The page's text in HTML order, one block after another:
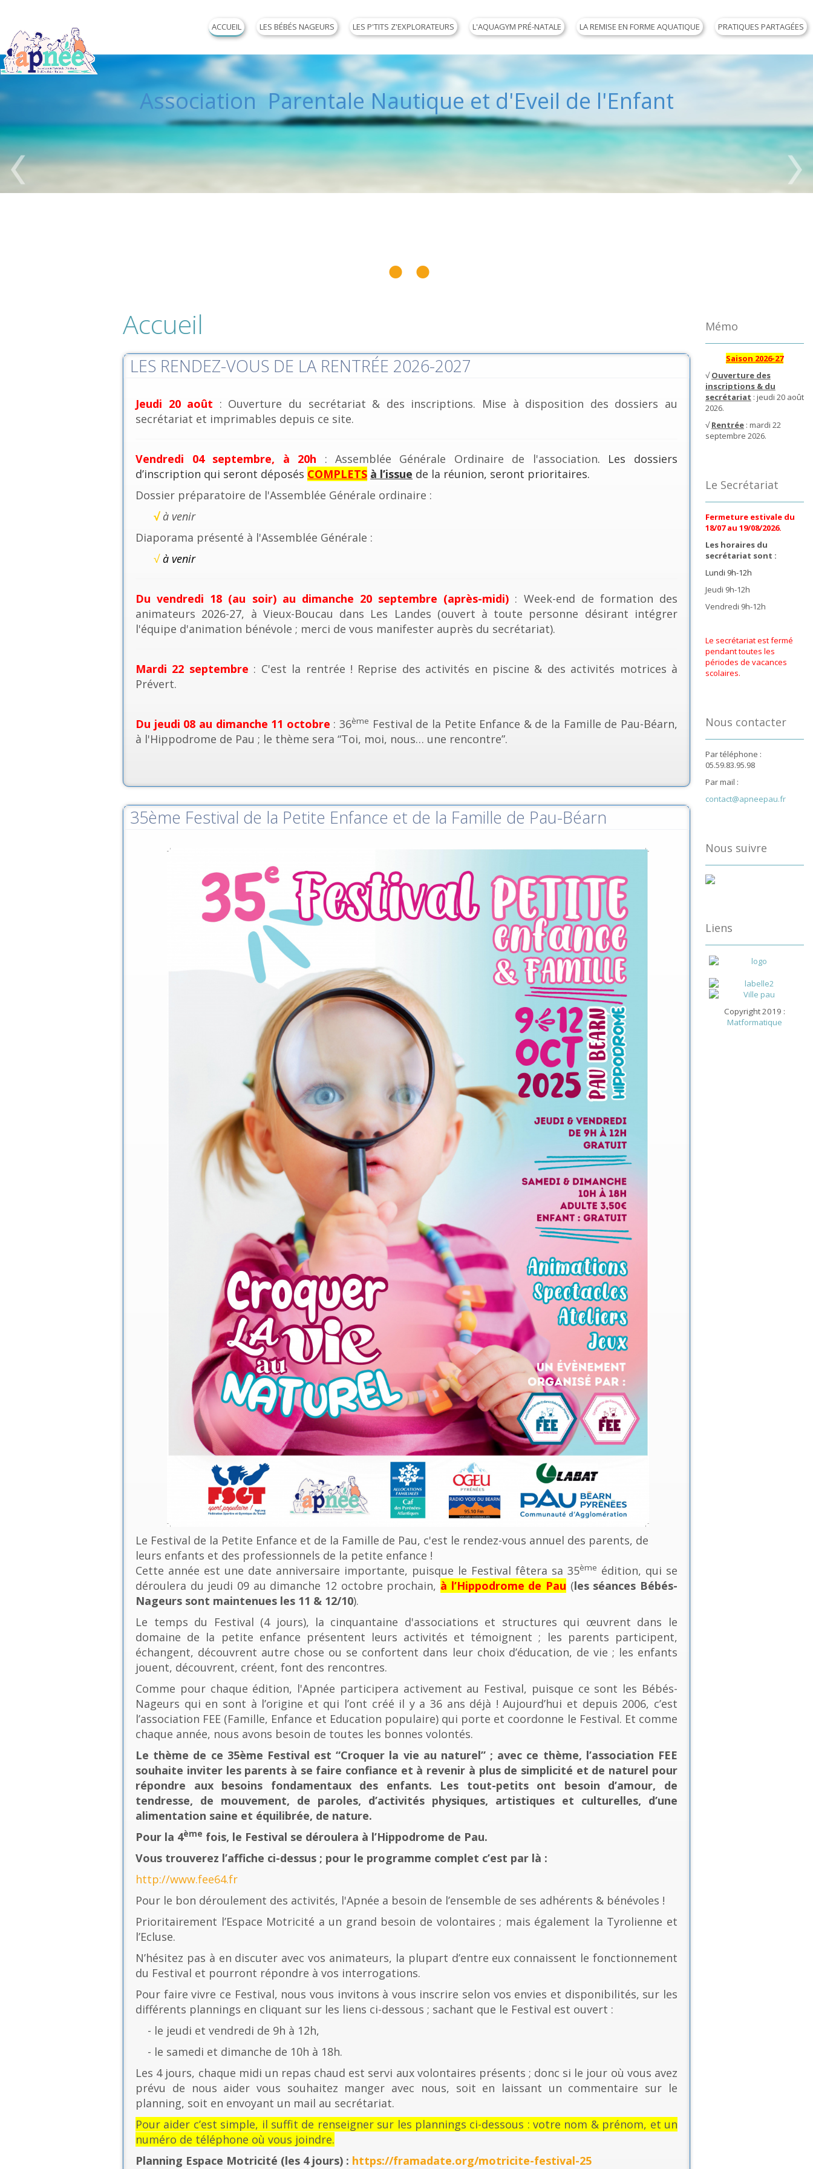
ACCUEIL LES BÉBÉS NAGEURS LES P'TITS Z'EXPLORATEURS L'AQUAGYM PRÉ-NATALE LA REMISE EN FORME AQUATIQUE PRATIQUES PARTAGÉES
Association Parentale Nautique et d'Eveil de l'Enfant
Accueil
LES RENDEZ-VOUS DE LA RENTRÉE 2026-2027
Jeudi 20 août : Ouverture du secrétariat & des inscriptions. Mise à disposition des dossiers au
secrétariat et imprimables depuis ce site.
Vendredi 04 septembre, à 20h : Assemblée Générale Ordinaire de l'association. Les dossiers
d’inscription qui seront déposés COMPLETS à l’issue de la réunion, seront prioritaires.
Dossier préparatoire de l'Assemblée Générale ordinaire :
√ à venir
Diaporama présenté à l'Assemblée Générale :
√à venir
Du vendredi 18 (au soir) au dimanche 20 septembre (après-midi) : Week-end de formation des
animateurs 2026-27, à Vieux-Boucau dans Les Landes (ouvert à toute personne désirant intégrer
l'équipe d'animation bénévole ; merci de vous manifester auprès du secrétariat).
Mardi 22 septembre : C'est la rentrée ! Reprise des activités en piscine & des activités motrices à
Prévert.
Du jeudi 08 au dimanche 11 octobre : 36ème Festival de la Petite Enfance & de la Famille de Pau-Béarn,
à l'Hippodrome de Pau ; le thème sera “Toi, moi, nous… une rencontre”.
35ème Festival de la Petite Enfance et de la Famille de Pau-Béarn
Le Festival de la Petite Enfance et de la Famille de Pau, c'est le rendez-vous annuel des parents, de
leurs enfants et des professionnels de la petite enfance !
Cette année est une date anniversaire importante, puisque le Festival fêtera sa 35ème édition, qui se
déroulera du jeudi 09 au dimanche 12 octobre prochain, à l’Hippodrome de Pau (les séances Bébés-
Nageurs sont maintenues les 11 & 12/10).
Le temps du Festival (4 jours), la cinquantaine d'associations et structures qui œuvrent dans le
domaine de la petite enfance présentent leurs activités et témoignent ; les parents participent,
échangent, découvrent autre chose ou se confortent dans leur choix d’éducation, de vie ; les enfants
jouent, découvrent, créent, font des rencontres.
Comme pour chaque édition, l'Apnée participera activement au Festival, puisque ce sont les Bébés-
Nageurs qui en sont à l’origine et qui l’ont créé il y a 36 ans déjà ! Aujourd’hui et depuis 2006, c’est
l’association FEE (Famille, Enfance et Education populaire) qui porte et coordonne le Festival. Et comme
chaque année, nous avons besoin de toutes les bonnes volontés.
Le thème de ce 35ème Festival est “Croquer la vie au naturel” ; avec ce thème, l’association FEE
souhaite inviter les parents à se faire confiance et à revenir à plus de simplicité et de naturel pour
répondre aux besoins fondamentaux des enfants. Les tout-petits ont besoin d’amour, de
tendresse, de mouvement, de paroles, d’activités physiques, artistiques et culturelles, d’une
alimentation saine et équilibrée, de nature.
Pour la 4ème fois, le Festival se déroulera à l’Hippodrome de Pau.
Vous trouverez l’affiche ci-dessus ; pour le programme complet c’est par là :
http://www.fee64.fr
Pour le bon déroulement des activités, l'Apnée a besoin de l’ensemble de ses adhérents & bénévoles !
Prioritairement l’Espace Motricité a un grand besoin de volontaires ; mais également la Tyrolienne et
l’Ecluse.
N’hésitez pas à en discuter avec vos animateurs, la plupart d’entre eux connaissent le fonctionnement
du Festival et pourront répondre à vos interrogations.
Pour faire vivre ce Festival, nous vous invitons à vous inscrire selon vos envies et disponibilités, sur les
différents plannings en cliquant sur les liens ci-dessous ; sachant que le Festival est ouvert :
- le jeudi et vendredi de 9h à 12h,
- le samedi et dimanche de 10h à 18h.
Les 4 jours, chaque midi un repas chaud est servi aux volontaires présents ; donc si le jour où vous avez
prévu de nous aider vous souhaitez manger avec nous, soit en laissant un commentaire sur le
planning, soit en envoyant un mail au secrétariat.
Pour aider c’est simple, il suffit de renseigner sur les plannings ci-dessous : votre nom & prénom, et un
numéro de téléphone où vous joindre.
Planning Espace Motricité (les 4 jours) : https://framadate.org/motricite-festival-25
Mémo
Saison 2026-27
√Ouverture des
inscriptions & du
secrétariat : jeudi 20 août
2026.
√Rentrée: mardi 22
septembre 2026.
Le Secrétariat
Fermeture estivale du
18/07 au 19/08/2026.
Les horaires du
secrétariat sont :
Lundi 9h-12h
Jeudi 9h-12h
Vendredi 9h-12h
Le secrétariat est fermé
pendant toutes les
périodes de vacances
scolaires.
Nous contacter
Par téléphone :
05.59.83.95.98
Par mail :
contact@apneepau.fr
Nous suivre
Liens
Copyright 2019 :
Matformatique